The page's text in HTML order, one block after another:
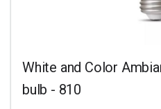
White and Color
bulb - 810